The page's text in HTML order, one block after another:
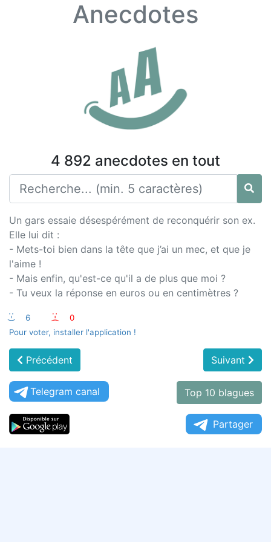
Anecdotes
4 892 anecdotes en tout
Un gars essaie désespérément de reconquérir son ex.
Elle lui dit :
- Mets-toi bien dans la tête que j’ai un mec, et que je
l'aime !
- Mais enfin, qu'est-ce qu'il a de plus que moi ?
- Tu veux la réponse en euros ou en centimètres ?
:-) 6 :-(
0
Pour voter, installer l'application !
Précédent Suivant
Telegram canal Top 10 blagues
Partager